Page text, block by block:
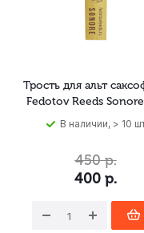
Трость для альт
Fedotov Reeds
В наличии, > 10
400 р.
450р.